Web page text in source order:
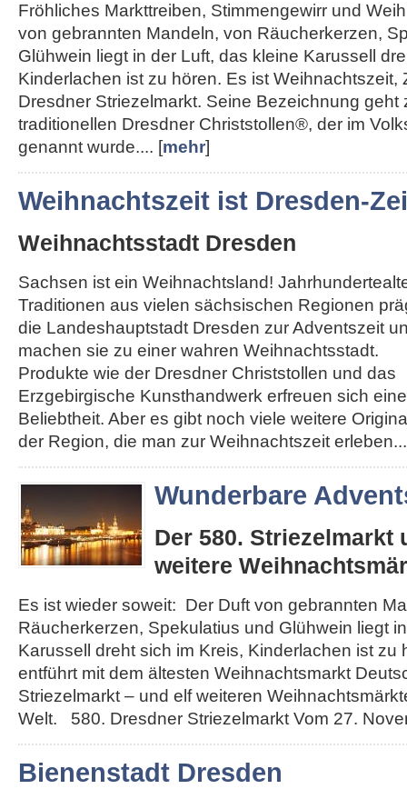
Fröhliches Markttreiben, Stimmengewirr und
von gebrannten Mandeln, von Räucherkerzen,
Glühwein liegt in der Luft, das kleine Karussell
Kinderlachen ist zu hören. Es ist Weihnachtszeit,
Dresdner Striezelmarkt. Seine Bezeichnung
traditionellen Dresdner Christstollen®, der im
genannt wurde.... [mehr]
Weihnachtszeit ist Dresden-
Weihnachtsstadt Dresden
Sachsen ist ein Weihnachtsland!
Traditionen aus vielen sächsischen Regionen
die Landeshauptstadt Dresden zur Adventszeit
machen sie zu einer wahren Weihnachtsstadt.
Produkte wie der Dresdner Christstollen und das
Erzgebirgische Kunsthandwerk erfreuen sich
Beliebtheit. Aber es gibt noch viele weitere
der Region, die man zur Weihnachtszeit
Wunderbare
Der 580. Striezelmarkt
weitere
Es ist wieder soweit: Der Duft von gebrannten
Räucherkerzen, Spekulatius und Glühwein liegt
Karussell dreht sich im Kreis, Kinderlachen ist zu
entführt mit dem ältesten Weihnachtsmarkt
Striezelmarkt – und elf weiteren
Welt. 580. Dresdner Striezelmarkt Vom 27.
Bienenstadt Dresden